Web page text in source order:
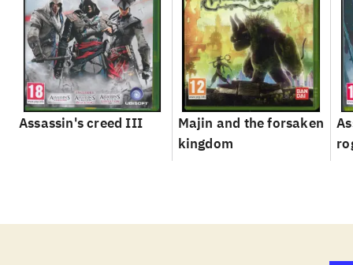
Assassin's creed III
Majin and the forsaken
kingdom